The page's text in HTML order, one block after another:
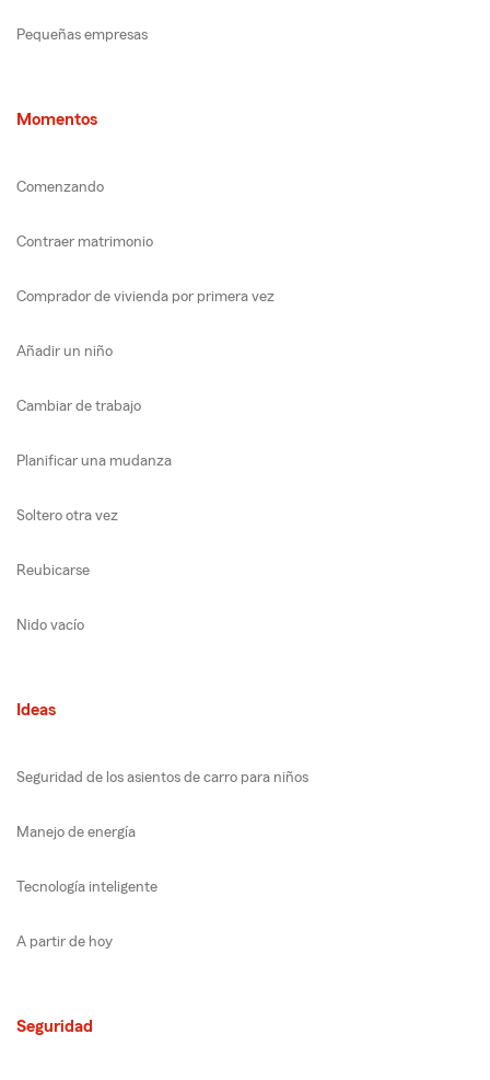
Pequeñas empresas
Momentos
Comenzando
Contraer matrimonio
Comprador de vivienda por primera vez
Añadir un niño
Cambiar de trabajo
Planificar una mudanza
Soltero otra vez
Reubicarse
Nido vacío
Ideas
Seguridad de los asientos de carro para niños
Manejo de energía
Tecnología inteligente
A partir de hoy
Seguridad